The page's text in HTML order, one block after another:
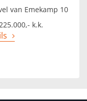
van Emekamp 10
k.k.